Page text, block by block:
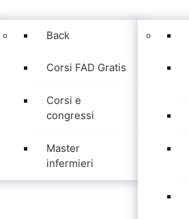
Back
Corsi FAD Gratis
Corsi e
congressi
Master
infermieri